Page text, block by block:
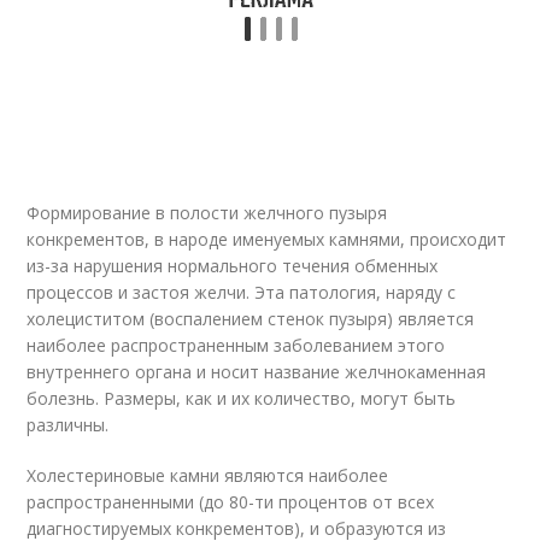
Формирование в полости желчного пузыря
конкрементов, в народе именуемых камнями, происходит
из-за нарушения нормального течения обменных
процессов и застоя желчи. Эта патология, наряду с
холециститом (воспалением стенок пузыря) является
наиболее распространенным заболеванием этого
внутреннего органа и носит название желчнокаменная
болезнь. Размеры, как и их количество, могут быть
различны.
Холестериновые камни являются наиболее
распространенными (до 80-ти процентов от всех
диагностируемых конкрементов), и образуются из